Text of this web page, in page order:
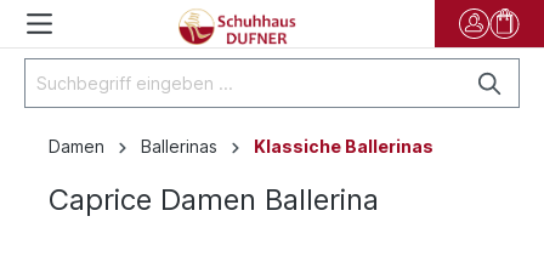
Damen Ballerinas Klassiche Ballerinas
Caprice Damen Ballerina